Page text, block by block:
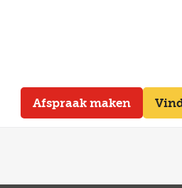
Afspraak maken